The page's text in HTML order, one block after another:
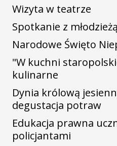
Wizyta w teatrze
Spotkanie z
Narodowe Święto
"W kuchni
kulinarne
Dynia królową
degustacja potraw
Edukacja prawna
policjantami